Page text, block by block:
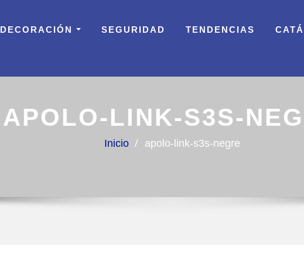
DECORACIÓN SEGURIDAD TENDENCIAS
APOLO-LINK-S3S-
Inicio apolo-link-s3s-negre